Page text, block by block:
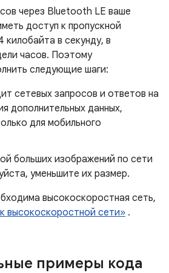
через Bluetooth LE ваше
доступ к пропускной
килобайта в секунду, в
часов. Поэтому
следующие шаги:
сетевых запросов и ответов на
дополнительных данных,
для мобильного
больших изображений по сети
уменьшите их размер.
высокоскоростная сеть,
высокоскоростной сети» .
примеры кода